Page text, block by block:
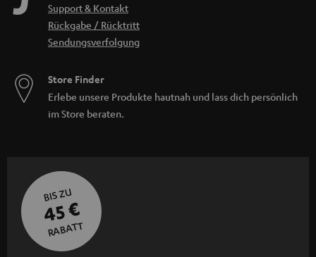
Support & Kontakt
Rückgabe / Rücktritt
Sendungsverfolgung
Store Finder
Erlebe unsere Produkte hautnah und lass dich persönlich
im Store beraten.
BIS ZU
45 €
RABATT